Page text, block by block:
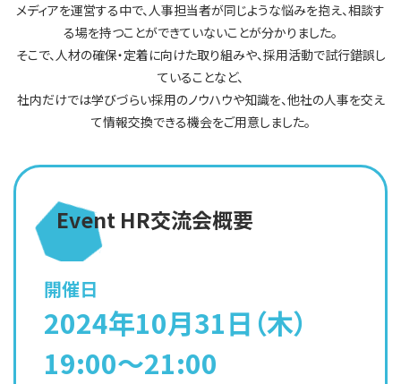
メディアを運営する中で、人事担当者が同じような悩みを抱え、相談す
る場を持つことができていないことが分かりました。
そこで、人材の確保・定着に向けた取り組みや、採用活動で試行錯誤し
ていることなど、
社内だけでは学びづらい採用のノウハウや知識を、他社の人事を交え
て情報交換できる機会をご用意しました。
Event HR交流会概要
開催日
2024年10月31日（木）
19:00〜21:00